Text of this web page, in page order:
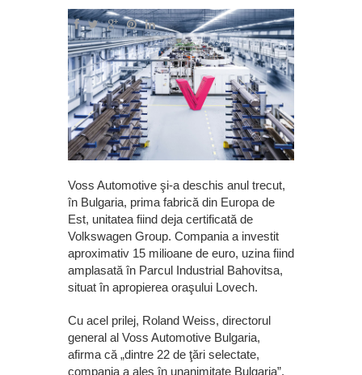
Voss Automotive şi-a deschis anul trecut,
în Bulgaria, prima fabrică din Europa de
Est, unitatea fiind deja certificată de
Volkswagen Group. Compania a investit
aproximativ 15 milioane de euro, uzina fiind
amplasată în Parcul Industrial Bahovitsa,
situat în apropierea oraşului Lovech.
Cu acel prilej, Roland Weiss, directorul
general al Voss Automotive Bulgaria,
afirma că „dintre 22 de ţări selectate,
compania a ales în unanimitate Bulgaria”,